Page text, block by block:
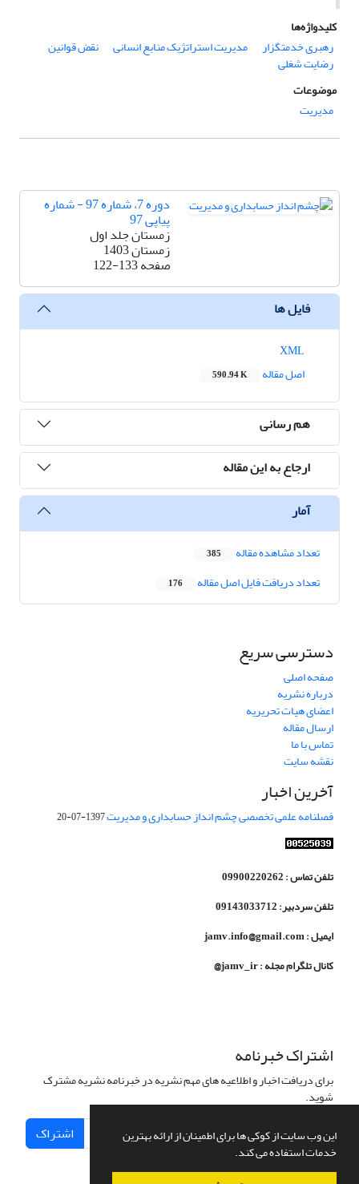
این وب سایت از کوکی ها برای اطمینان از ارائه بهترین
خدمات استفاده می کند.
کلیدواژه‌ها
رهبری خدمتگزار
مدیریت استراتژیک منابع انسانی نقض قوانین
رضایت شغلی
موضوعات
مدیریت
دوره 7، شماره 97 - شماره
پیاپی 97
زمستان جلد اول
زمستان 1403
صفحه122-133
فایل ها
اصل مقاله
590.94 K
هم رسانی
ارجاع به این مقاله
آمار
تعداد مشاهده مقاله 385
تعداد دریافت فایل اصل مقاله 176
دسترسی سریع
صفحه اصلی
درباره نشریه
اعضای هیات تحریریه
ارسال مقاله
تماس با ما
نقشه سایت
آخرین اخبار
فصلنامه علمی تخصصی چشم انداز حسابداری و مدیریت1397-07-20
تلفن تماس : 09900220262
تلفن سردبیر: 09143033712
ایمیل : jamv.info@gmail.com
کانال تلگرام مجله : jamv_ir@
اشتراک خبرنامه
برای دریافت اخبار و اطلاعیه های مهم نشریه در خبرنامه نشریه مشترک
شوید.
اشتراک